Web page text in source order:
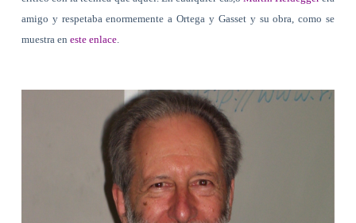
amigo y respetaba enormemente a Ortega y Gasset y su obra, como se
muestra en este enlace.